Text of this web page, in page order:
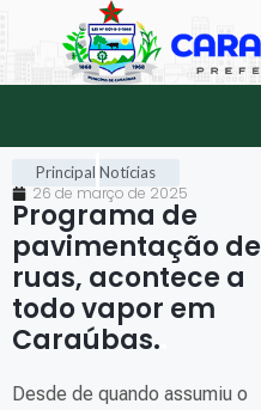
Principal Notícias
26 de março de 2025
Programa de
pavimentação de
ruas, acontece a
todo vapor em
Caraúbas.
Desde de quando assumiu o